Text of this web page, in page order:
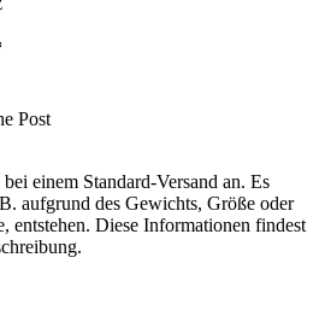
einem Standard-Versand an. Es
aufgrund des Gewichts, Größe oder
entstehen. Diese Informationen findest